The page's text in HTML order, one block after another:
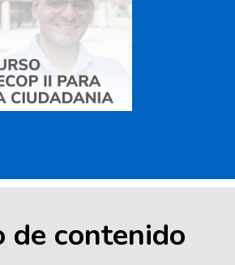
de contenido